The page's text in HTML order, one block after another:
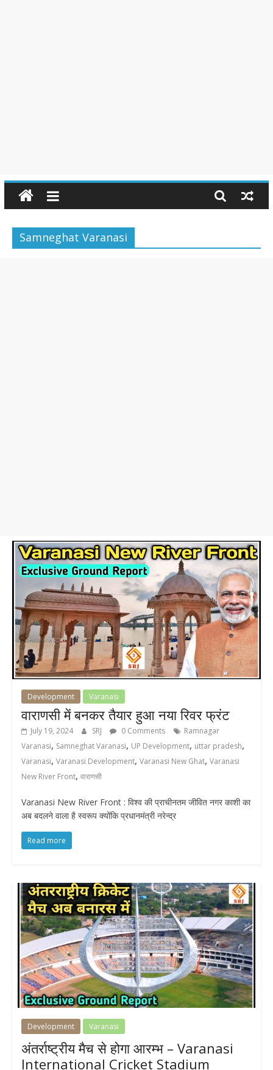
Samneghat Varanasi
Development Varanasi
वाराणसी में बनकर तैयार हुआ नया रिवर फ्रंट
July 19, 2024 SRJ 0 Comments
Ramnagar
Varanasi, Samneghat Varanasi, UP Development, uttar pradesh,
Varanasi, Varanasi Development, Varanasi New Ghat, Varanasi
New River Front, वाराणसी
Varanasi New River Front : विश्व की प्राचीनतम जीवित नगर काशी का
अब बदलने वाला है स्वरूप क्योंकि प्रधानमंत्री नरेन्द्र
Read more
Development Varanasi
अंतर्राष्ट्रीय मैच से होगा आरम्भ – Varanasi
International Cricket Stadium